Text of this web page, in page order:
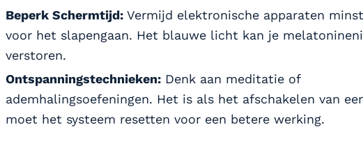
Beperk Schermtijd:Vermijd elektronische apparaten
voor het slapengaan. Het blauwe licht kan je
verstoren.
Ontspanningstechnieken:Denk aan meditatie of
ademhalingsoefeningen. Het is als het afschakelen van
moet het systeem resetten voor een betere werking.